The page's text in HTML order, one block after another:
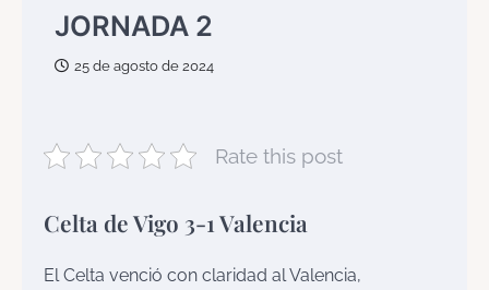
JORNADA 2
25 de agosto de 2024
Rate this post
Celta de Vigo 3-1 Valencia
El Celta venció con claridad al Valencia,